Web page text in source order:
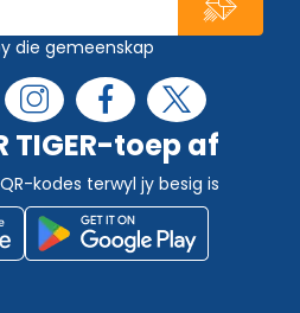
die gemeenskap
TIGER-toep af
kodes terwyl jy besig is